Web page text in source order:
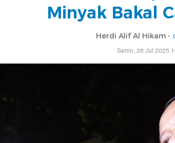
Minyak Bakal
Herdi Alif Al Hikam -
Senin, 28 Jul 2025